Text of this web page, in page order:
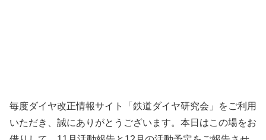
毎度ダイヤ改正情報サイト「鉄道ダイヤ研究会」をご利用
いただき、誠にありがとうございます。本日はこの場をお